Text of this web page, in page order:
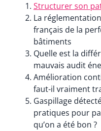
Structurer son
La
français de la
bâtiments
Quelle est la
mauvais audit
Amélioration
faut-il vraiment
Gaspillage
pratiques pour
qu’on a été bon ?